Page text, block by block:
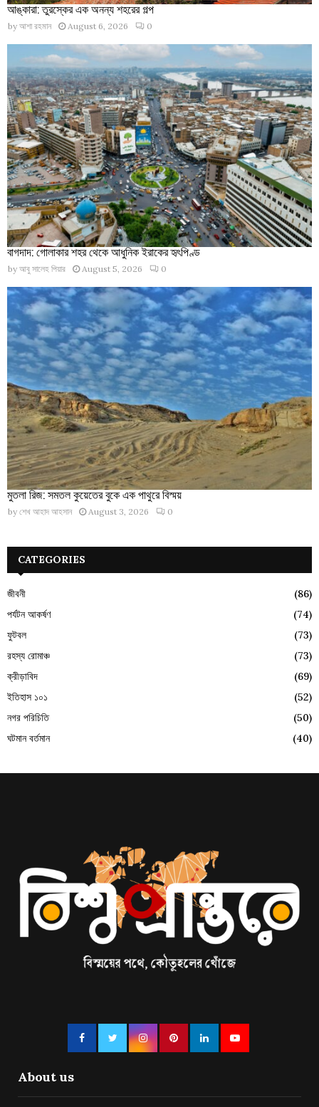
আঙ্কারা: তুরস্কের এক অনন্য শহরের গল্প
by আশা রহমান August 6, 2026 0
বাগদাদ: গোলাকার শহর থেকে আধুনিক ইরাকের হৃৎপিণ্ড
by আবু সালেহ পিয়ার August 5, 2026 0
মুতলা রিজ: সমতল কুয়েতের বুকে এক পাথুরে বিস্ময়
by শেখ আহাদ আহসান August 3, 2026 0
CATEGORIES
জীবনী
(86)
পর্যটন আকর্ষণ
(74)
ফুটবল
(73)
রহস্য রোমাঞ্চ
(73)
ক্রীড়াবিদ
(69)
ইতিহাস ১০১
(52)
নগর পরিচিতি
(50)
ঘটমান বর্তমান
(40)
About us